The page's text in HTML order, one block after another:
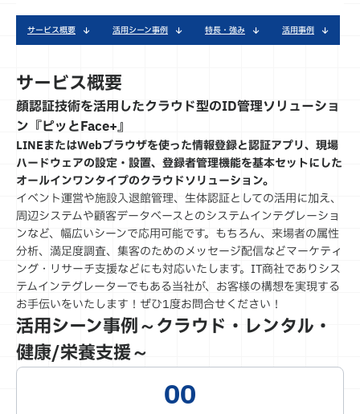
サービス概要 活用シーン事例 特長・強み 活用事例
サービス概要
顔認証技術を活用したクラウド型のID管理ソリューショ
ン『ピッとFace+』
LINEまたはWebブラウザを使った情報登録と認証アプリ、現場
ハードウェアの設定・設置、登録者管理機能を基本セットにした
オールインワンタイプのクラウドソリューション。
イベント運営や施設入退館管理、生体認証としての活用に加え、
周辺システムや顧客データベースとのシステムインテグレーショ
ンなど、幅広いシーンで応用可能です。もちろん、来場者の属性
分析、満足度調査、集客のためのメッセージ配信などマーケティ
ング・リサーチ支援などにも対応いたします。IT商社でありシス
テムインテグレーターでもある当社が、お客様の構想を実現する
お手伝いをいたします！ぜひ1度お問合せください！
活用シーン事例～クラウド・レンタル・
健康/栄養支援～